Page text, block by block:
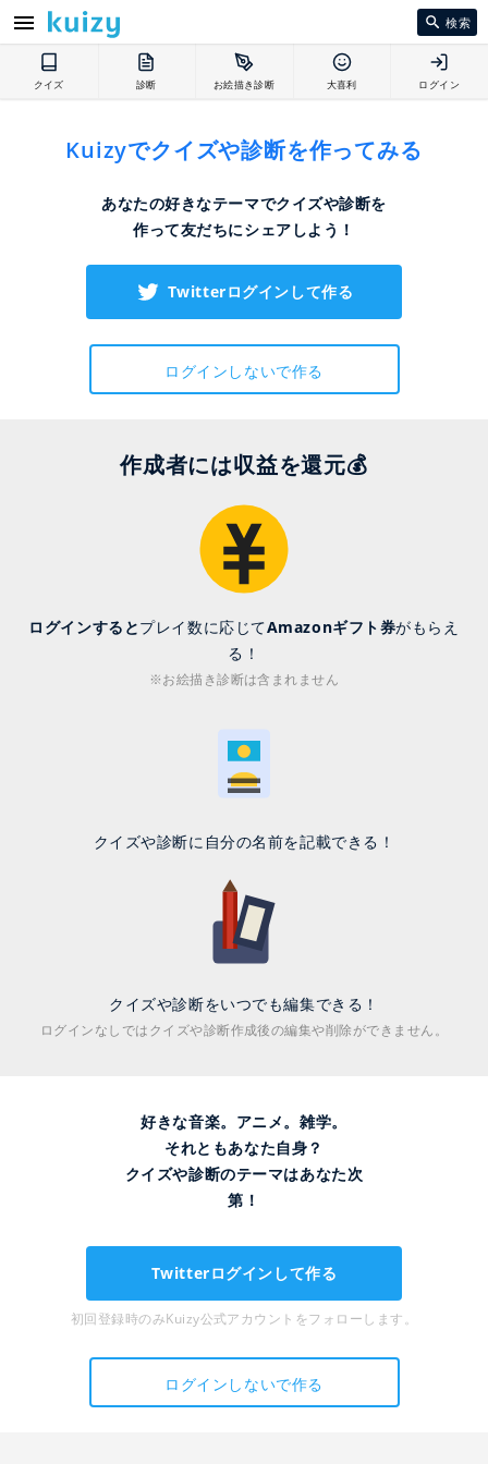
検索
クイズ 診断 お絵描き診断 大喜利 ログイン
Kuizyでクイズや診断を作ってみる
あなたの好きなテーマでクイズや診断を
作って友だちにシェアしよう！
Twitterログインして作る
ログインしないで作る
作成者には収益を還元💰
ログインするとプレイ数に応じてAmazonギフト券がもらえ
る！
※お絵描き診断は含まれません
クイズや診断に自分の名前を記載できる！
クイズや診断をいつでも編集できる！
ログインなしではクイズや診断作成後の編集や削除ができません。
好きな音楽。アニメ。雑学。
それともあなた自身？
クイズや診断のテーマはあなた次
第！
Twitterログインして作る
初回登録時のみKuizy公式アカウントをフォローします。
ログインしないで作る